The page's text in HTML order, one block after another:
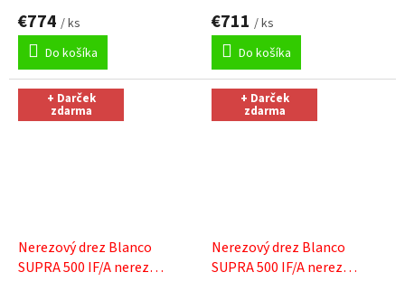
€774 / ks
Do košíka
€711 / ks
Do košíka
+ Darček
zdarma
Nerezový drez Blanco
SUPRA 500 IF/A nerez
+ Darček
zdarma
Nerezový drez Blanco
SUPRA 500 IF/A nerez